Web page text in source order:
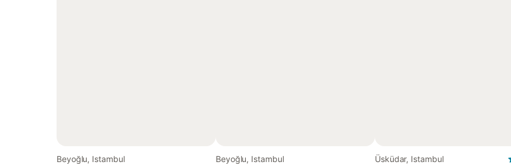
Beyoğlu, Istambul
Beyoğlu, Istambul
Üsküdar, Istambul